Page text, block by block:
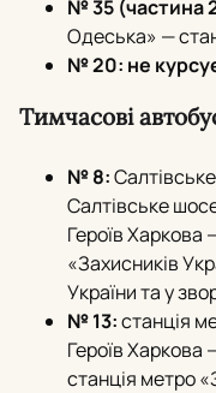
№ 35 (частина
Одеська» —
№ 20: не
Тимчасові
№ 8:
Салтівське
Героїв Харкова
«Захисників
України та у
№ 13:станція
Героїв
станція метро